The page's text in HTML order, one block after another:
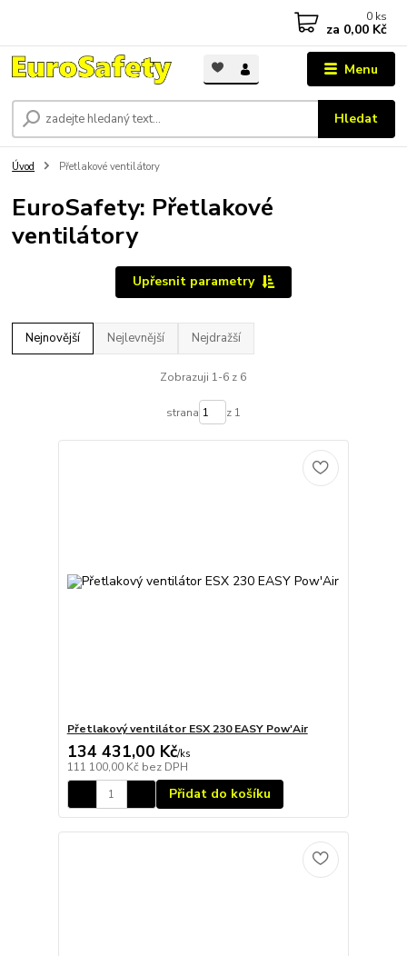
Menu
Hledat
0 ks
za 0,00 Kč
Úvod Přetlakové ventilátory
EuroSafety: Přetlakové
ventilátory
Upřesnit parametry
Nejnovější Nejlevnější Nejdražší
Zobrazuji 1-6 z 6
strana z 1
Přetlakový ventilátor ESX 230 EASY Pow'Air
134 431,00 Kč/ks
111 100,00 Kč bez DPH
Přidat do košíku